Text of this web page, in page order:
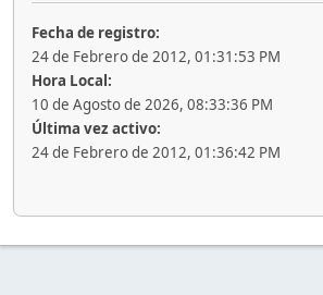
Fecha de registro:
24 de Febrero de 2012, 01:31:53 PM
Hora Local:
10 de Agosto de 2026, 08:33:36 PM
Última vez activo:
24 de Febrero de 2012, 01:36:42 PM